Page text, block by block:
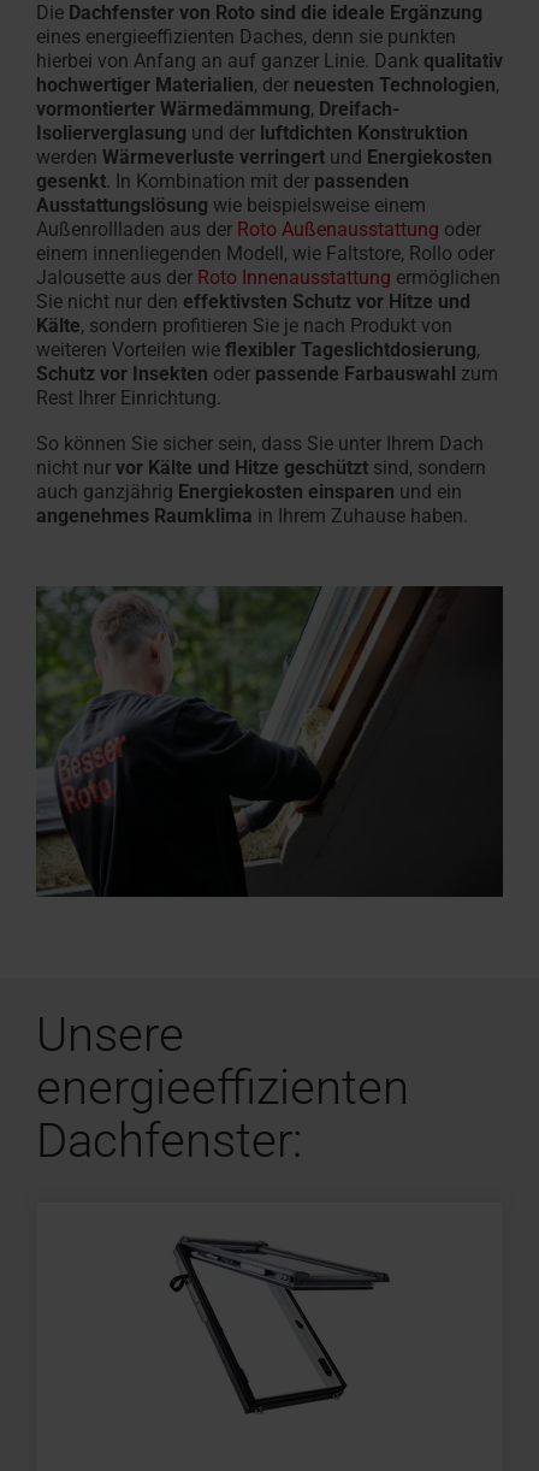
Die Dachfenster von Roto sind die ideale Ergänzung
eines energieeffizienten Daches, denn sie punkten
hierbei von Anfang an auf ganzer Linie. Dank qualitativ
hochwertiger Materialien, der neuesten Technologien,
vormontierter Wärmedämmung, Dreifach-
Isolierverglasung und der luftdichten Konstruktion
werden Wärmeverluste verringert und Energiekosten
gesenkt. In Kombination mit der passenden
Ausstattungslösung wie beispielsweise einem
Außenrollladen aus der Roto Außenausstattung oder
einem innenliegenden Modell, wie Faltstore, Rollo oder
Jalousette aus der Roto Innenausstattung ermöglichen
Sie nicht nur den effektivsten Schutz vor Hitze und
Kälte, sondern profitieren Sie je nach Produkt von
weiteren Vorteilen wie flexibler Tageslichtdosierung,
Schutz vor Insekten oder passende Farbauswahl zum
Rest Ihrer Einrichtung.
So können Sie sicher sein, dass Sie unter Ihrem Dach
nicht nur vor Kälte und Hitze geschützt sind, sondern
auch ganzjährig Energiekosten einsparen und ein
angenehmes Raumklima in Ihrem Zuhause haben.
Unsere
energieeffizienten
Dachfenster: